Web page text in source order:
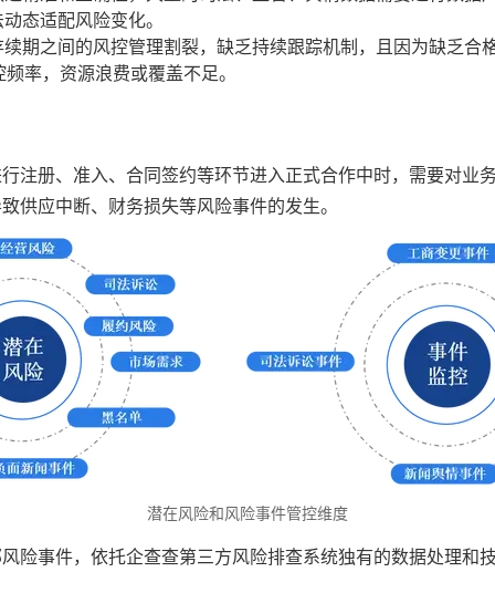
态适配风险变化。
期之间的风控管理割裂，缺乏持续跟踪机制，且因为缺乏
率，资源浪费或覆盖不足。
注册、准入、合同签约等环节进入正式合作中时，需要对业
供应中断、财务损失等风险事件的发生。
潜在风险和风险事件管控维度
险事件，依托企查查第三方风险排查系统独有的数据处理和